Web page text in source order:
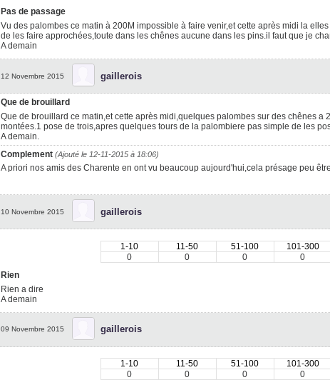
Pas de passage
Vu des palombes ce matin à 200M impossible à faire venir,et cette après midi la
de les faire approchées,toute dans les chênes aucune dans les pins.il faut que je
A demain
12 Novembre 2015 gaillerois
Que de brouillard
Que de brouillard ce matin,et cette après midi,quelques palombes sur des chênes a
montées.1 pose de trois,apres quelques tours de la palombiere pas simple de les
A demain.
Complement (Ajouté le 12-11-2015 à 18:06)
A priori nos amis des Charente en ont vu beaucoup aujourd'hui,cela présage peu
10 Novembre 2015 gaillerois
1-10 11-50 51-100 101-300
0
0 0 0
Rien
Rien a dire
A demain
09 Novembre 2015 gaillerois
1-10 11-50 51-100 101-300
0
0 0 0